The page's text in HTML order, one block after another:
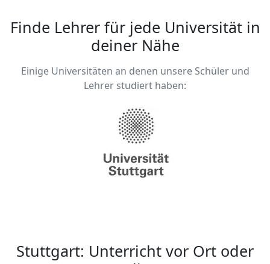
bestanden. Während meines Masters konkretisiere
ich mein Interesse an Quantenmechanik, in dem ich
vor allem das Gebiet Quantum Computing intensiv
Finde Lehrer für jede Universität in
deiner Nähe
Einige Universitäten an denen unsere Schüler und
Lehrer studiert haben:
Stuttgart: Unterricht vor Ort oder